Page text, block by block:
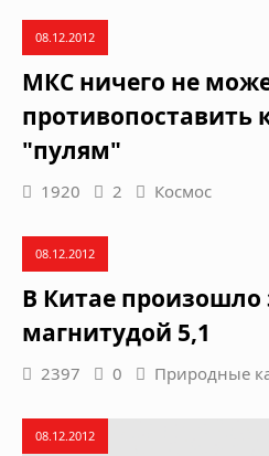
08.12.2012
МКС ничего не
противопоставить
"пулям"
1920 2 Космос
08.12.2012
В Китае произошло
магнитудой 5,1
2397 0 Природные
08.12.2012